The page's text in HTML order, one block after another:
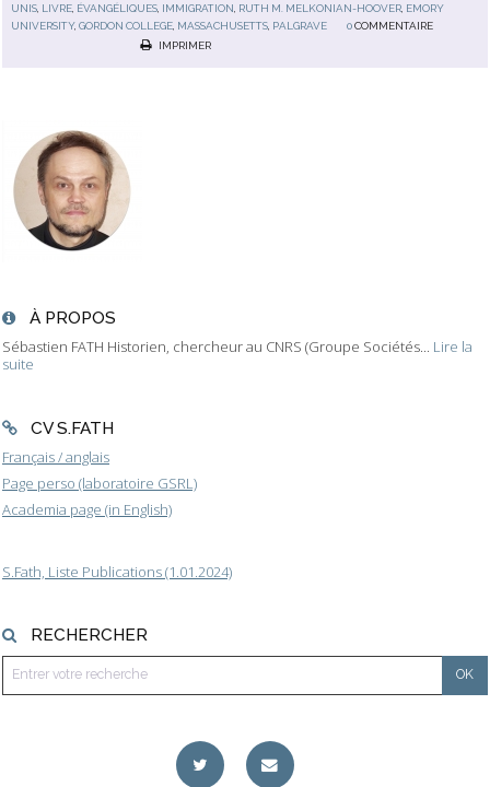
À PROPOS
Sébastien FATH Historien, chercheur au CNRS (Groupe Sociétés... Lire la
suite
CV S.FATH
Français / anglais
Page perso (laboratoire GSRL)
Academia page (in English)
S.Fath, Liste Publications (1.01.2024)
RECHERCHER
UNIS LIVRE ÉVANGÉLIQUES IMMIGRATION RUTH M. MELKONIAN-HOOVER EMORY
UNIVERSITY,GORDON COLLEGE MASSACHUSETTS PALGRAVE 0 COMMENTAIRE
IMPRIMER